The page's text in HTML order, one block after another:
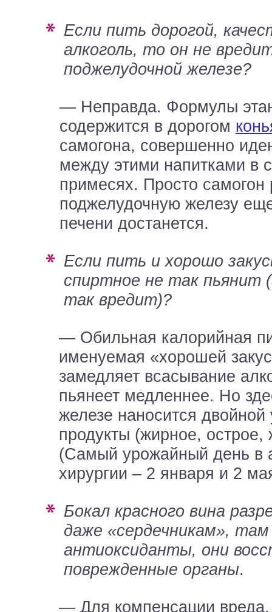
Если пить дорогой, качественный
алкоголь, то он не
поджелудочной железе?
— Неправда. Формулы
содержится в дорогом
самогона, совершенно
между этими напитками в
примесях. Просто самогон
поджелудочную железу
печени достанется.
Если пить и хорошо закусывать, то
спиртное не так пьянит
так вредит)?
— Обильная калорийная
именуемая «хорошей
замедляет всасывание
пьянеет медленнее. Но
железе наносится
продукты (жирное, острое,
(Самый урожайный день в
хирургии – 2 января и 2
Бокал красного вина разрешено всем,
даже «сердечникам», там
антиоксиданты, они
поврежденные органы.
— Для компенсации вреда,